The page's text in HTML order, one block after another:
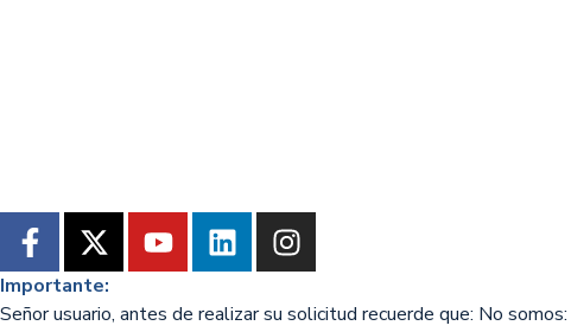
Importante:
Señor usuario, antes de realizar su solicitud recuerde que: No somos: